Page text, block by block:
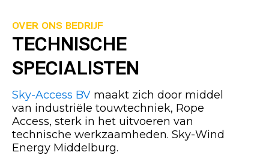
OVER ONS BEDRIJF
TECHNISCHE
SPECIALISTEN
Sky-Access BV maakt zich door middel
van industriële touwtechniek, Rope
Access, sterk in het uitvoeren van
technische werkzaamheden. Sky-Wind
Energy Middelburg.